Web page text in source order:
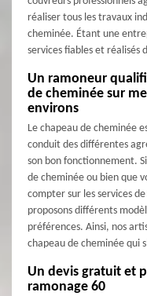
réaliser tous les travaux
cheminée. Étant une
services fiables et réalisés
Un ramoneur
de cheminée sur
environs
Le chapeau de cheminée
conduit des différentes
son bon fonctionnement.
de cheminée ou bien que
compter sur les services
proposons différents
préférences. Ainsi, nos
chapeau de cheminée qui
Un devis gratuit et
ramonage 60